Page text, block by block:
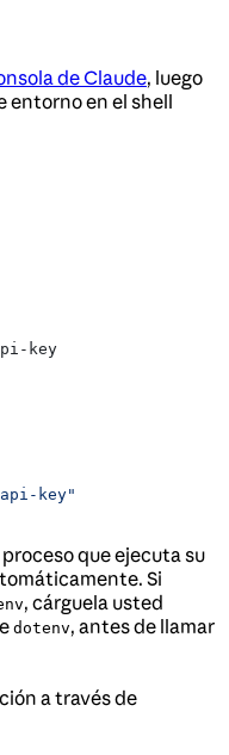
de Claude, luego
entorno en el shell
key
key"
que ejecuta su
Si
, cárguela usted
dotenv, antes de llamar
a través de